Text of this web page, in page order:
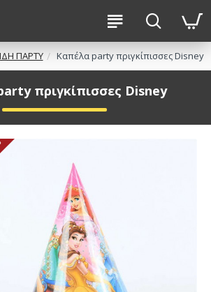
ΠΑΡΤΥ Καπέλα party πριγκίπισσες Disney
πριγκίπισσες Disney